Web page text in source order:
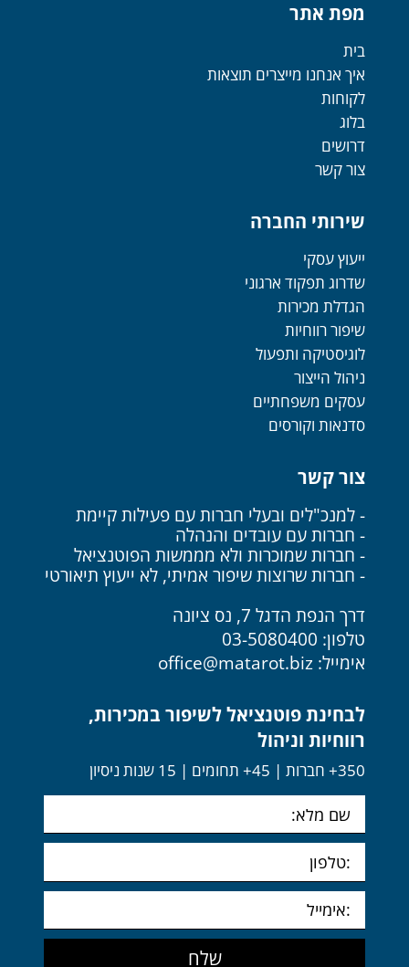
מפת אתר
בית
איך אנחנו מייצרים תוצאות
לקוחות
בלוג
דרושים
צור קשר
שירותי החברה
ייעוץ עסקי
שדרוג תפקוד ארגוני
הגדלת מכירות
שיפור רווחיות
לוגיסטיקה ותפעול
ניהול הייצור
עסקים משפחתיים
סדנאות וקורסים
צור קשר
- למנכ"לים ובעלי חברות עם פעילות קיימת
- חברות עם עובדים והנהלה
- חברות שמוכרות ולא מממשות הפוטנציאל
- חברות שרוצות שיפור אמיתי, לא ייעוץ תיאורטי
דרך הנפת הדגל 7, נס ציונה
טלפון: 03-5080400
אימייל: office@matarot.biz
לבחינת פוטנציאל לשיפור במכירות,
רווחיות וניהול
350+ חברות | 45+ תחומים | 15 שנות ניסיון